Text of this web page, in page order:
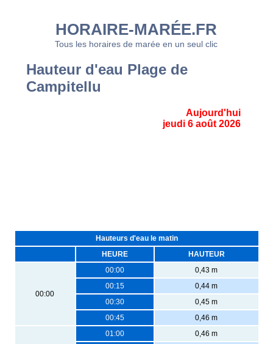
HORAIRE-MARÉE.FR
Tous les horaires de marée en un seul clic
Hauteur d'eau Plage de
Campitellu
Aujourd'hui
jeudi 6 août 2026
Hauteurs d'eau le matin
HEURE
HAUTEUR
00:00
00:00
0,43 m
00:15
0,44 m
00:30
0,45 m
00:45
0,46 m
01:00
0,46 m